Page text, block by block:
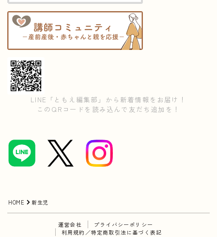
LINE「ともえ編集部」から新着情報をお届け！
このQRコードを読み込んで友だち追加を！
HOME 新生児
運営会社
プライバシーポリシー
利用規約／特定商取引法に基づく表記